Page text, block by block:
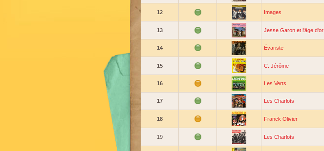
12 Images
13 Jesse Garon et l'âge d'or
14 Évariste
15 C. Jérôme
16 Les Verts
17 Les Charlots
18 Franck Olivier
19 Les Charlots